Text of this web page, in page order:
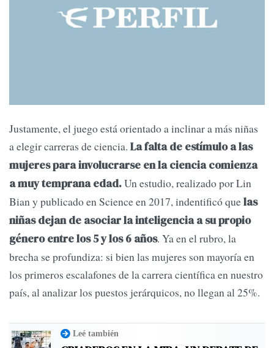
Justamente, el juego está orientado a inclinar a más niñas
a elegir carreras de ciencia. La falta de estímulo a las
mujeres para involucrarse en la ciencia comienza
a muy temprana edad.Un estudio, realizado por Lin
Bian y publicado en Science en 2017, indentificó quelas
niñas dejan de asociar la inteligencia a su propio
género entre los 5 y los 6 años. Ya en el rubro, la
brecha se profundiza: si bien las mujeres son mayoría en
los primeros escalafones de la carrera científica en nuestro
país, al analizar los puestos jerárquicos, no llegan al 25%.
Leé también